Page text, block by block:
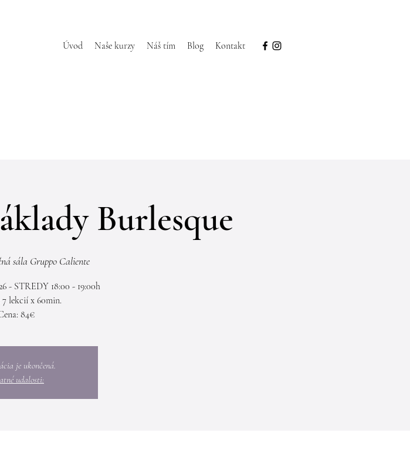
Úvod Naše kurzy Náš tím Blog Kontakt
Burlesque
sála Gruppo Caliente
- STREDY 18:00 - 19:00h
7 lekcií x 60min.
84€
je ukončená.
udalosti: